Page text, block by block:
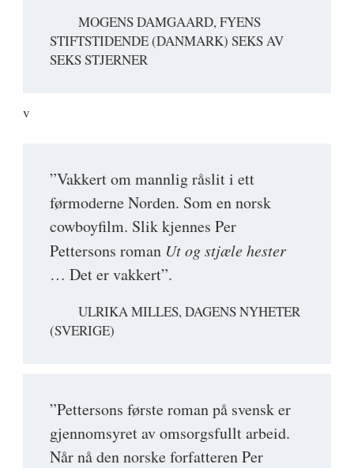
MOGENS DAMGAARD, FYENS
STIFTSTIDENDE (DANMARK) SEKS AV
SEKS STJERNER
v
”Vakkert om mannlig råslit i ett
førmoderne Norden. Som en norsk
cowboyfilm. Slik kjennes Per
Pettersons roman Ut og stjæle hester
… Det er vakkert”.
ULRIKA MILLES, DAGENS NYHETER
(SVERIGE)
”Pettersons første roman på svensk er
gjennomsyret av omsorgsfullt arbeid.
Når nå den norske forfatteren Per